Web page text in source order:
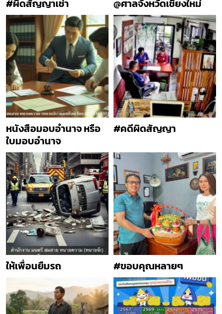
#ผิดสัญญาเช่า @ศาลจังหวัดเชียงใหม่
หนังสือมอบอำนาจ หรือ
ใบมอบอำนาจ
#คดีผิดสัญญา
ให้เพื่อนยืมรถ #ขอบคุณหลายๆ